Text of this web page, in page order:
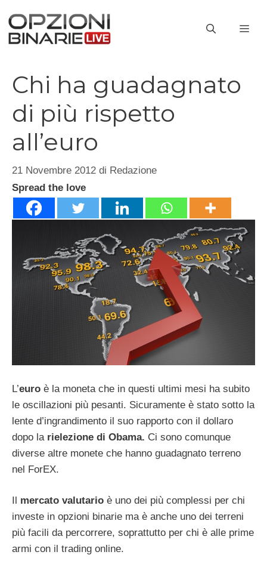
contenuto
Chi ha guadagnato
di più rispetto
all’euro
21 Novembre 2012 di Redazione
Spread the love
L’euro è la moneta che in questi ultimi mesi ha subito
le oscillazioni più pesanti. Sicuramente è stato sotto la
lente d’ingrandimento il suo rapporto con il dollaro
dopo larielezione di Obama. Ci sono comunque
diverse altre monete che hanno guadagnato terreno
nel ForEX.
mercato valutario è uno dei più complessi per chi
investe in opzioni binarie ma è anche uno dei terreni
più facili da percorrere, soprattutto per chi è alle prime
armi con il trading online.